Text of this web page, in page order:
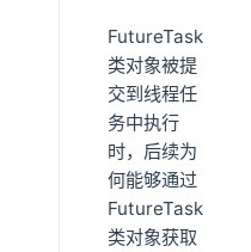
FutureTask
类对象被提
交到线程任
务中执行
时，后续为
何能够通过
FutureTask
类对象获取